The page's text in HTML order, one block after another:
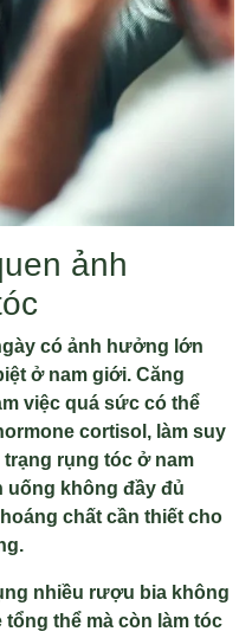
ảnh
có ảnh hưởng lớn
ở nam giới. Căng
việc quá sức có thể
cortisol, làm suy
rụng tóc ở nam
uống không đầy đủ
chất cần thiết cho
nhiều rượu bia không
thể mà còn làm tóc